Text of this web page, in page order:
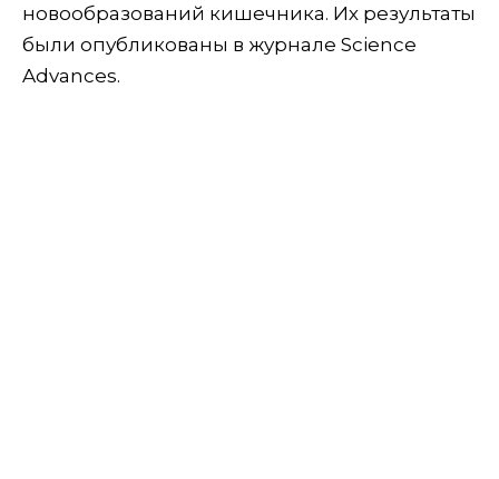
новообразований кишечника. Их результаты
были опубликованы в журнале Science
Advances.